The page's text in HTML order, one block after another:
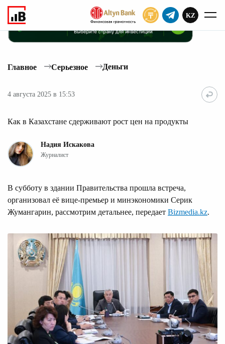
KZ
Главное Серьезное Деньги
4 августа 2025 в 15:53
Как в Казахстане сдерживают рост цен на продукты
Надия Искакова
Журналист
В субботу в здании Правительства прошла встреча,
организовал её вице-премьер и минэкономики Серик
Жумангарин, рассмотрим детальнее, передает Bizmedia.kz.